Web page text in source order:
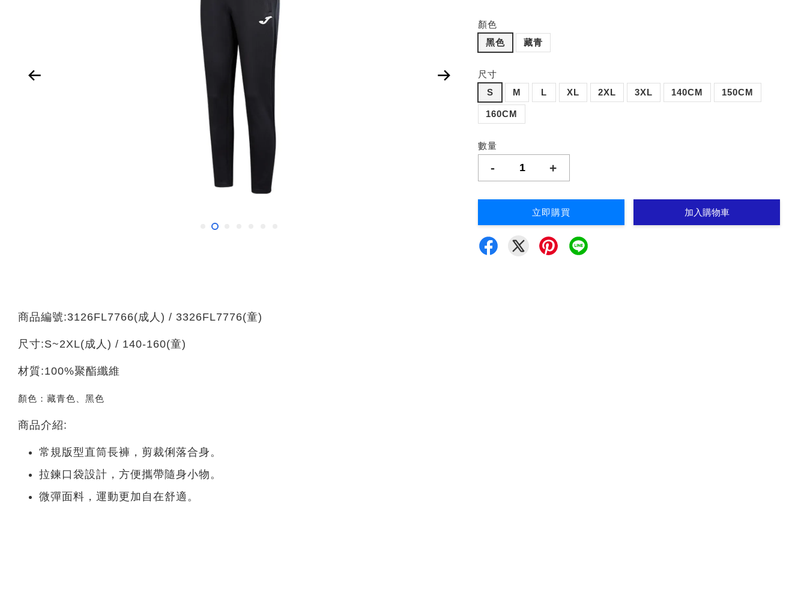
顏色
黑色
藏青
尺寸
S
M L XL 2XL 3XL 140CM 150CM
160CM
數量
- +
立即購買 加入購物車
商品編號:3126FL7766(成人) / 3326FL7776(童)
尺寸:S~2XL(成人) / 140-160(童)
材質:100%聚酯纖維
顏色：藏青色、黑色
商品介紹:
常規版型直筒長褲，剪裁俐落合身。
拉鍊口袋設計，方便攜帶隨身小物。
微彈面料，運動更加自在舒適。